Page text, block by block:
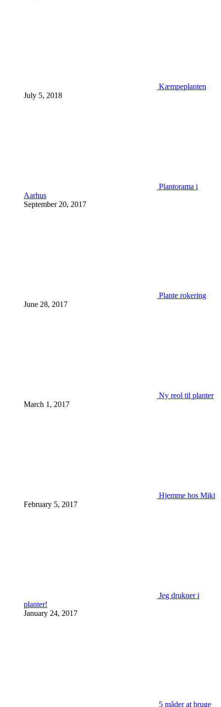
Kæmpeplanten
July 5, 2018
Plantorama i
Aarhus
September 20, 2017
Plante rokering
June 28, 2017
Ny reol til planter
March 1, 2017
Hjemme hos Miki
February 5, 2017
Jeg drukner i
planter!
January 24, 2017
5 måder at bruge